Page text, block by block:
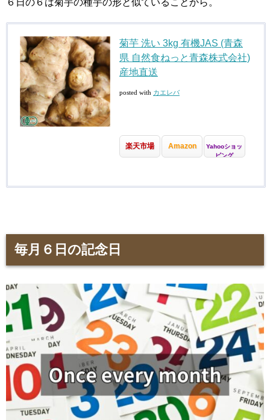
菊芋 洗い 3kg 有機JAS (青森
県 自然食ねっと青森株式会社)
産地直送
posted with カエレバ
楽天市場 Amazon
Yahooショッ
ピング
毎月６日の記念日